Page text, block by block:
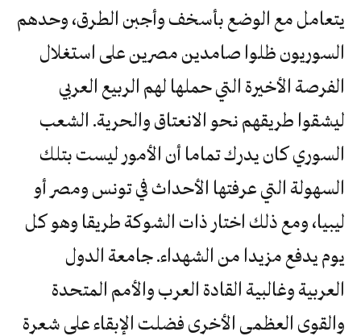
يتعامل مع الوضع بأسخف وأجبن الطرق، وحدهم
السوريون ظلوا صامدين مصرين على استغلال
الفرصة الأخيرة التي حملها لهم الربيع العربي
ليشقوا طريقهم نحو الانعتاق والحرية. الشعب
السوري كان يدرك تماما أن الأمور ليست بتلك
السهولة التي عرفتها الأحداث في تونس ومصر أو
ليبيا، ومع ذلك اختار ذات الشوكة طريقا وهو كل
يوم يدفع مزيدا من الشهداء. جامعة الدول
العربية وغالبية القادة العرب والأمم المتحدة
والقوى العظمى الأخرى فضلت الإبقاء على شعرة